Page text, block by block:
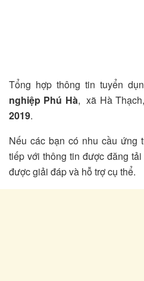
Tổng hợp thông tin tuyển
nghiệp Phú Hà, xã Hà
2019.
Nếu các bạn có nhu cầu ứng
tiếp với thông tin được đăng
được giải đáp và hỗ trợ cụ thể.